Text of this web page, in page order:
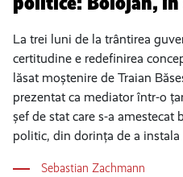
La trei luni de la trântirea
certitudine e redefinirea
lăsat moștenire de Traian
prezentat ca mediator într-o
șef de stat care s-a
politic, din dorința de a instala
Sebastian Zachmann